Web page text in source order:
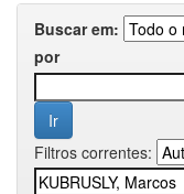
Buscar em:
por
Filtros correntes: